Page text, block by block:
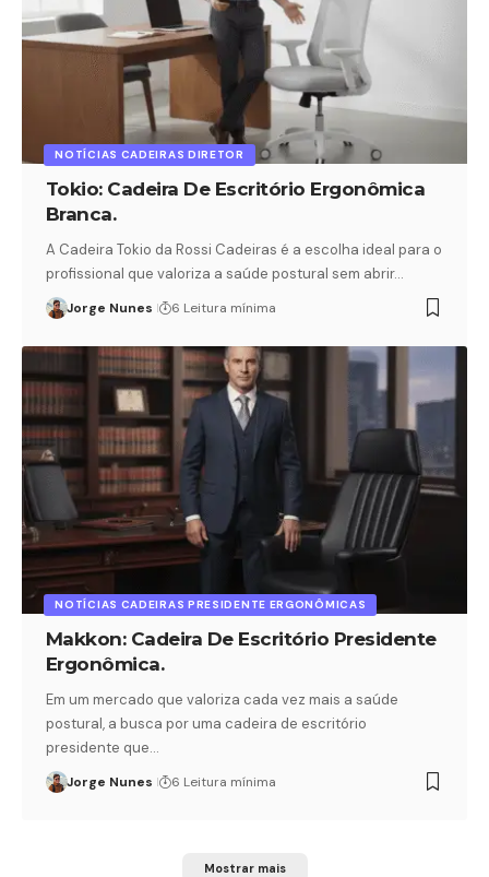
NOTÍCIAS CADEIRAS DIRETOR
Tokio: Cadeira De Escritório Ergonômica
Branca.
A Cadeira Tokio da Rossi Cadeiras é a escolha ideal para o
profissional que valoriza a saúde postural sem abrir…
Jorge Nunes 6 Leitura mínima
NOTÍCIAS CADEIRAS PRESIDENTE ERGONÔMICAS
Makkon: Cadeira De Escritório Presidente
Ergonômica.
Em um mercado que valoriza cada vez mais a saúde
postural, a busca por uma cadeira de escritório
presidente que…
Jorge Nunes 6 Leitura mínima
Mostrar mais